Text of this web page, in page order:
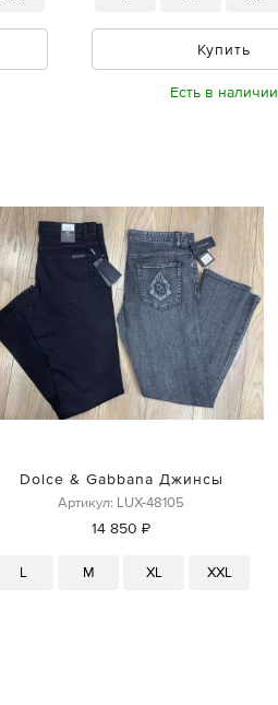
Купить
Есть в наличии
Dolce & Gabbana Джинсы
Артикул: LUX-48105
14 850 ₽
L M XL XXL